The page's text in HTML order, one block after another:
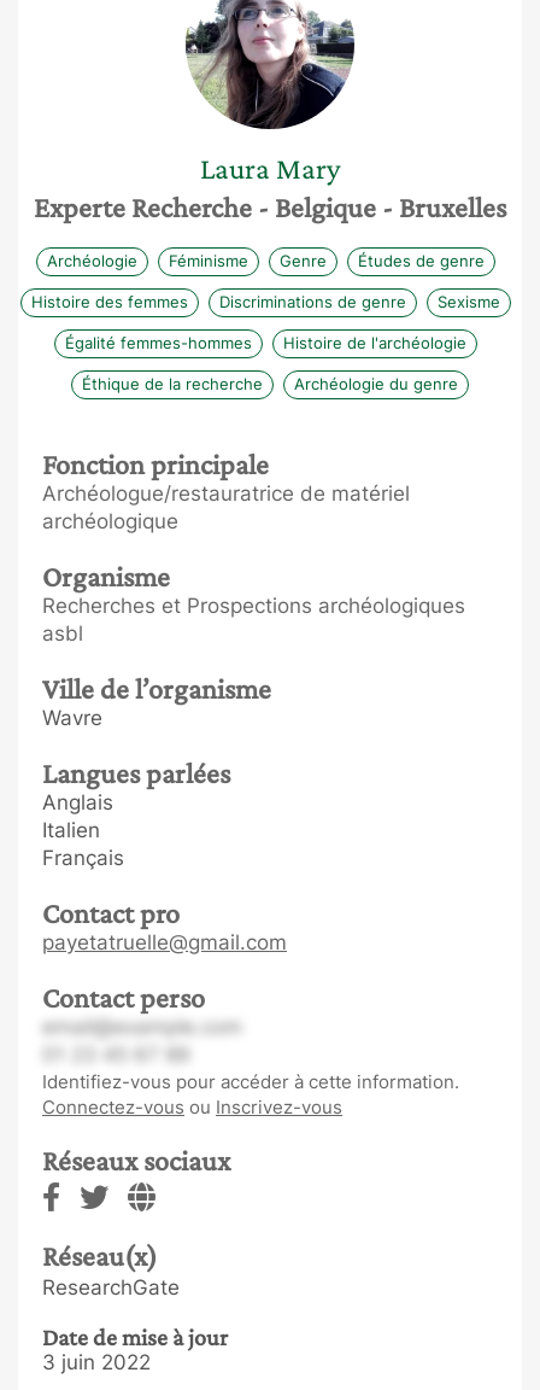
Laura Mary
Experte Recherche - Belgique - Bruxelles
Archéologie Féminisme Genre Études de genre
Histoire des femmes Discriminations de genre Sexisme
Égalité femmes-hommes Histoire de l'archéologie
Éthique de la recherche Archéologie du genre
Fonction principale
Archéologue/restauratrice de matériel
archéologique
Organisme
Recherches et Prospections archéologiques
asbl
Ville de l’organisme
Wavre
Langues parlées
Anglais
Italien
Français
Contact pro
payetatruelle@gmail.com
Contact perso
email@example.com
Identifiez-vous pour accéder à cette information.
Connectez-vous ou Inscrivez-vous
Réseaux sociaux
Réseau(x)
ResearchGate
Date de mise à jour
3 juin 2022